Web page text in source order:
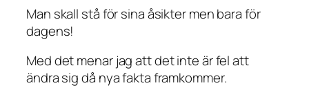
Man skall stå för sina åsikter men bara för
dagens!
Med det menar jag att det inte är fel att
ändra sig då nya fakta framkommer.